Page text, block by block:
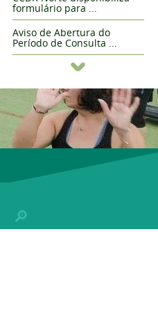
formulário para ...
Aviso de Abertura do
Período de Consulta ...
Abertura de concurso
Abertura de concurso
público para atribuição ...